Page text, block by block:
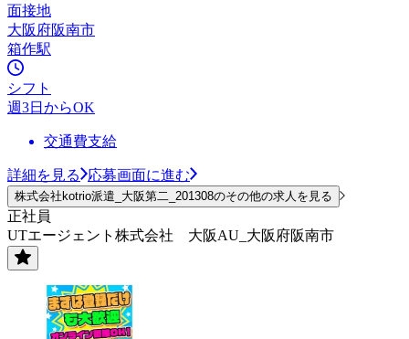
面接地
大阪府阪南市
箱作駅
シフト
週3日からOK
交通費支給
詳細を見る 応募画面に進む
株式会社kotrio派遣_大阪第二_201308のその他の求人を見る
正社員
UTエージェント株式会社 大阪AU_大阪府阪南市